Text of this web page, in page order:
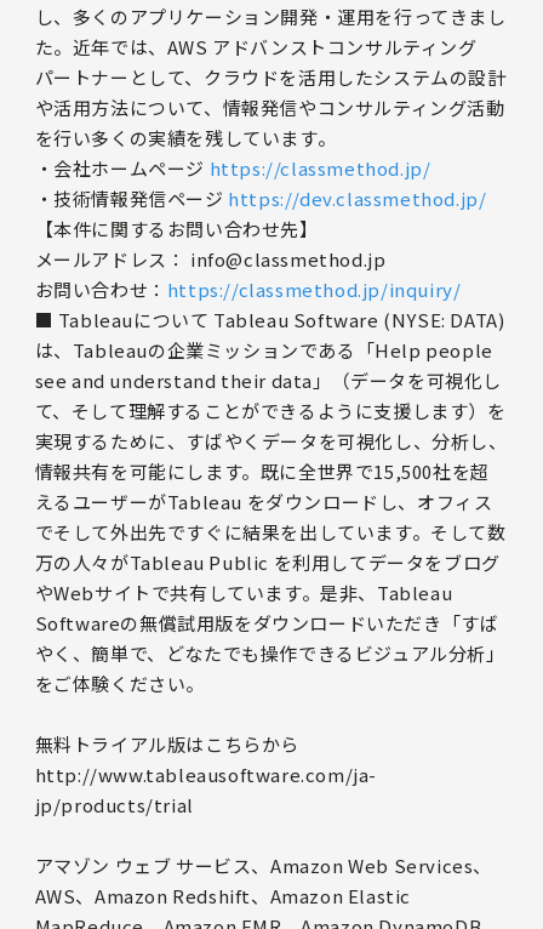
し、多くのアプリケーション開発・運用を行ってきまし
た。近年では、AWS アドバンストコンサルティング
パートナーとして、クラウドを活用したシステムの設計
や活用方法について、情報発信やコンサルティング活動
を行い多くの実績を残しています。
・会社ホームページ https://classmethod.jp/
・技術情報発信ページ https://dev.classmethod.jp/
【本件に関するお問い合わせ先】
メールアドレス： info@classmethod.jp
お問い合わせ： https://classmethod.jp/inquiry/
■ Tableauについて Tableau Software (NYSE: DATA)
は、Tableauの企業ミッションである「Help people
see and understand their data」（データを可視化し
て、そして理解することができるように支援します）を
実現するために、すばやくデータを可視化し、分析し、
情報共有を可能にします。既に全世界で15,500社を超
えるユーザーがTableau をダウンロードし、オフィス
でそして外出先ですぐに結果を出しています。そして数
万の人々がTableau Public を利用してデータをブログ
やWebサイトで共有しています。是非、Tableau
Softwareの無償試用版をダウンロードいただき「すば
やく、簡単で、どなたでも操作できるビジュアル分析」
をご体験ください。
無料トライアル版はこちらから
http://www.tableausoftware.com/ja-
jp/products/trial
アマゾン ウェブ サービス、Amazon Web Services、
AWS、Amazon Redshift、Amazon Elastic